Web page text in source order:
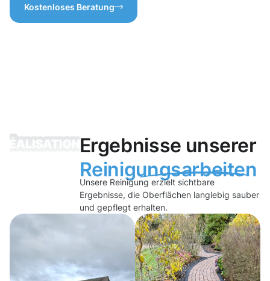
Kostenloses Beratung
Ergebnisse unserer
Reinigungsarbeiten
Unsere Reinigung erzielt sichtbare
Ergebnisse, die Oberflächen langlebig sauber
und gepflegt erhalten.